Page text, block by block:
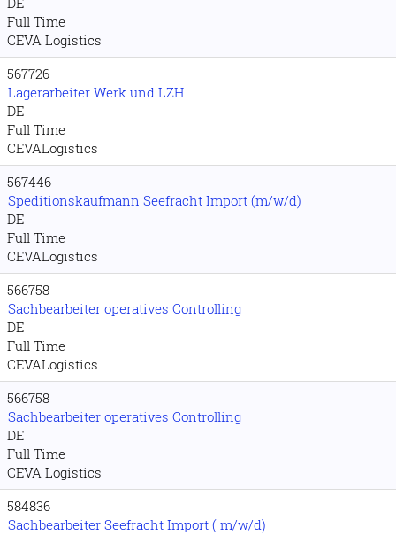
Full Time
CEVA Logistics
567726
Lagerarbeiter Werk und LZH
DE
Full Time
CEVALogistics
567446
Speditionskaufmann Seefracht Import (m/w/d)
DE
Full Time
CEVALogistics
566758
Sachbearbeiter operatives Controlling
DE
Full Time
CEVALogistics
566758
Sachbearbeiter operatives Controlling
DE
Full Time
CEVA Logistics
584836
Sachbearbeiter Seefracht Import ( m/w/d)